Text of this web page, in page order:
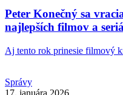
Peter Konečný sa
najlepších filmov a
Aj tento rok prinesie filmový
Správy
17. januára 2026